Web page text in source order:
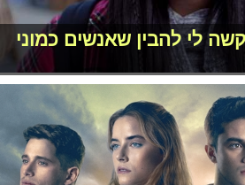
לי להבין שאנשים כמוני